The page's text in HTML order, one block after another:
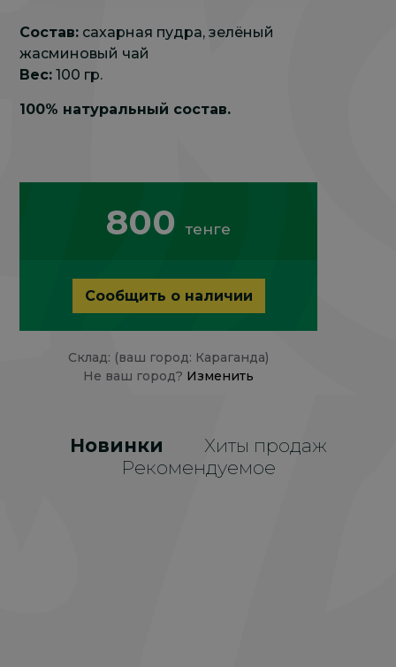
Состав: сахарная пудра, зелёный
жасминовый чай
Вес: 100 гр.
100% натуральный состав.
800тенге
Сообщить о наличии
Склад: (ваш город: Караганда)
Не ваш город? Изменить
Новинки
Хиты продаж
Рекомендуемое